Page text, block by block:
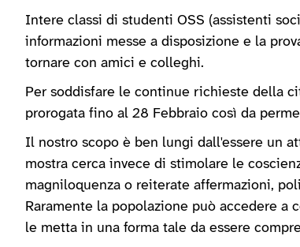
Intere classi di studenti OSS (assistenti
informazioni messe a disposizione e la
tornare con amici e colleghi.
Per soddisfare le continue richieste della
prorogata fino al 28 Febbraio così da
Il nostro scopo è ben lungi dall'essere un
mostra cerca invece di stimolare le
magniloquenza o reiterate affermazioni,
Raramente la popolazione può accedere
le metta in una forma tale da essere